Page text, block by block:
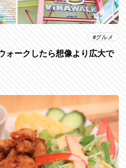
グルメ
ォークしたら想像より広大で